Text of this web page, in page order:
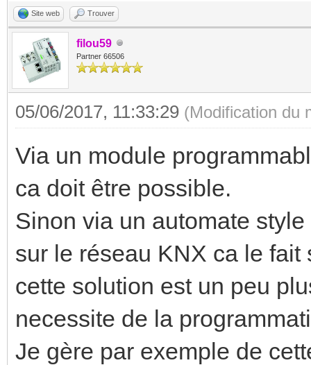
Site web Trouver
filou59
Partner 66506
05/06/2017, 11:33:29 (Modification du
Via un module
ca doit être possible.
Sinon via un automate
sur le réseau KNX ca le
cette solution est un peu
necessite de la
Je gère par exemple de